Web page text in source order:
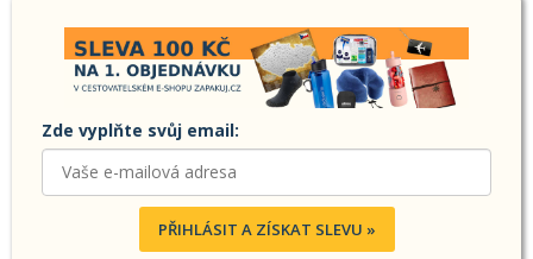
Zde vyplňte svůj email:
PŘIHLÁSIT A ZÍSKAT SLEVU »